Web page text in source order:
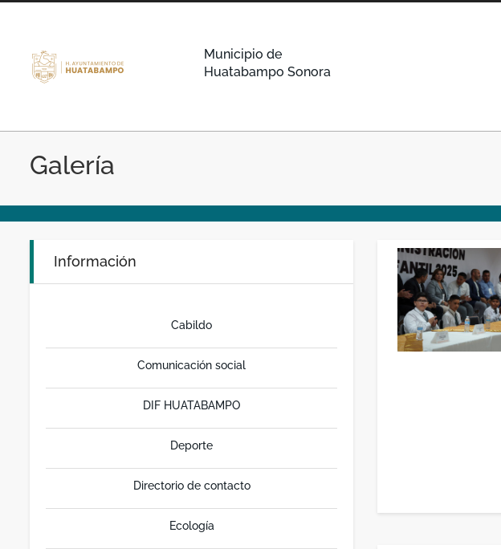
Municipio de
Huatabampo Sonora
Galería
Información
Cabildo
Comunicación social
DIF HUATABAMPO
Deporte
Directorio de contacto
Ecología